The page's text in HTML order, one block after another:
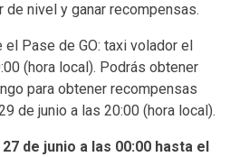
de nivel y ganar recompensas.
Pase de GO: taxi volador el
(hora local). Podrás obtener
para obtener recompensas
de junio a las 20:00 (hora local).
de junio a las 00:00 hasta el